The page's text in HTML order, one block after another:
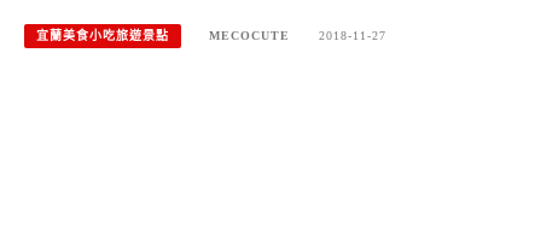
宜蘭美食小吃旅遊景點 MECOCUTE 2018-11-27